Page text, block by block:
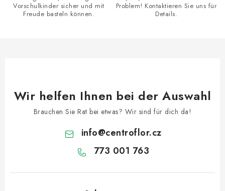
Vorschulkinder sicher und mit
Freude basteln können.
Problem! Kontaktieren Sie uns für
Details.
Wir helfen Ihnen bei der Auswahl
Brauchen Sie Rat bei etwas? Wir sind für dich da!
info@centroflor.cz
773 001 763